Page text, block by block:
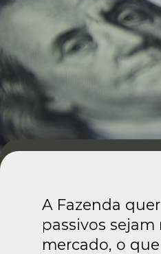
A Fazenda
passivos sejam
mercado, o